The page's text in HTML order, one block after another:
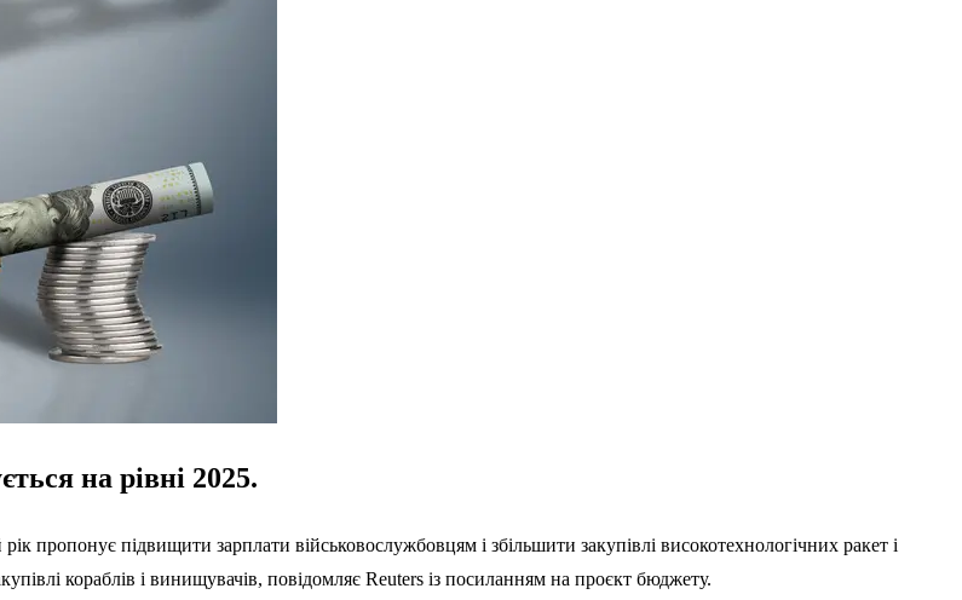
на рівні 2025.
підвищити зарплати військовослужбовцям і збільшити закупівлі високотехнологічних ракет і
кораблів і винищувачів, повідомляє Reuters із посиланням на проєкт бюджету.